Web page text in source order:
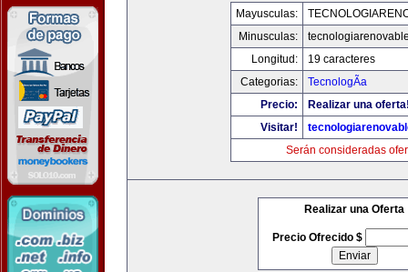
Mayusculas:
Minusculas:
Longitud:
19 caracteres
Categorias:
TecnologÃ­a
Precio:
Realizar una
Visitar!
Serán consideradas
Realizar una Oferta
Precio Ofrecido $